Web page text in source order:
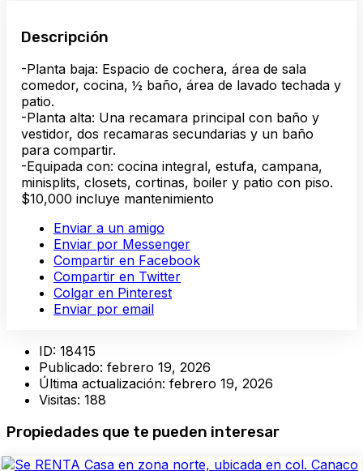
Descripción
-Planta baja: Espacio de cochera, área de sala
comedor, cocina, ½ baño, área de lavado techada y
patio.
-Planta alta: Una recamara principal con baño y
vestidor, dos recamaras secundarias y un baño
para compartir.
-Equipada con: cocina integral, estufa, campana,
minisplits, closets, cortinas, boiler y patio con piso.
$10,000 incluye mantenimiento
Enviar a un amigo
Enviar por Messenger
Compartir en Facebook
Compartir en Twitter
Colgar en Pinterest
Enviar por email
ID: 18415
Publicado: febrero 19, 2026
Última actualización: febrero 19, 2026
Visitas: 188
Propiedades que te pueden interesar